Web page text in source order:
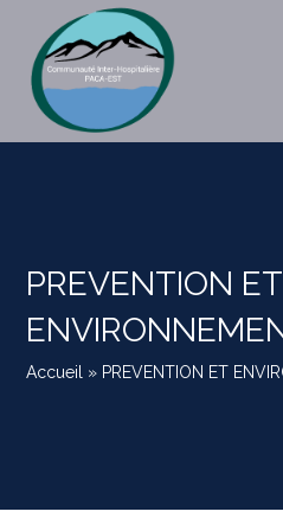
PREVENTION ET
Accueil » PREVENTION ET